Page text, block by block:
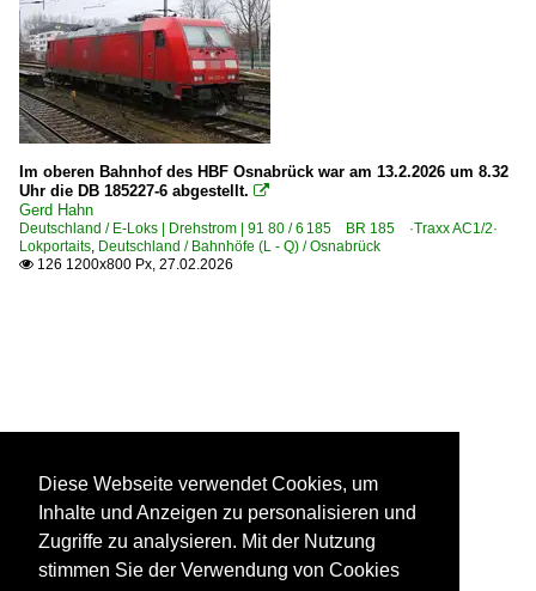
Im oberen Bahnhof des HBF Osnabrück war am 13.2.2026 um 8.32
Uhr die DB 185227-6 abgestellt. 
Gerd Hahn
Deutschland / E-Loks | Drehstrom | 91 80 / 6 185 BR 185 ·Traxx AC1/2·
Lokportaits, Deutschland / Bahnhöfe (L - Q) / Osnabrück
 126 1200x800 Px, 27.02.2026
Diese Webseite verwendet Cookies, um
Inhalte und Anzeigen zu personalisieren und
Zugriffe zu analysieren. Mit der Nutzung
stimmen Sie der Verwendung von Cookies